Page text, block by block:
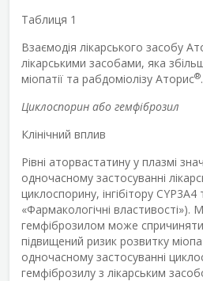
Таблиця 1
Взаємодія лікарського засобу
лікарськими засобами, яка
міопатії та рабдоміолізу Аторис®.
Циклоспорин або гемфіброзил
Клінічний вплив
Рівні аторвастатину у плазмі
одночасному застосуванні
циклоспорину, інгібітору
«Фармакологічні властивості»).
гемфіброзилом може спричиняти
підвищений ризик розвитку
одночасному застосуванні
гемфіброзилу з лікарським